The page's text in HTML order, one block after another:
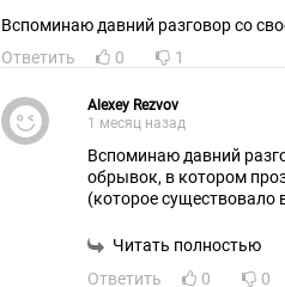
Вспоминаю давний разговор со
Ответить
0 1
Alexey Rezvov
1 месяц назад
Вспоминаю давний
обрывок, в котором
(которое
Читать полностью
Ответить
0 0